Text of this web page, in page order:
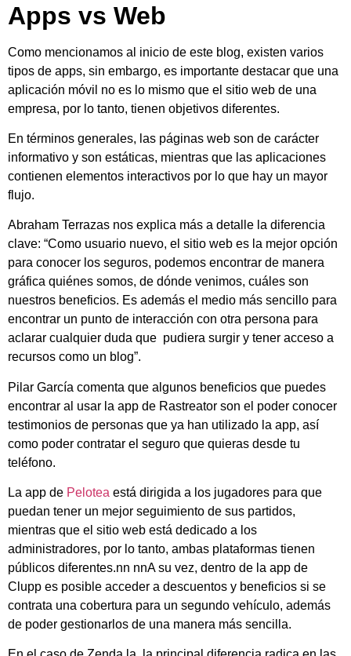
Apps vs Web
Como mencionamos al inicio de este blog, existen varios
tipos de apps, sin embargo, es importante destacar que una
aplicación móvil no es lo mismo que el sitio web de una
empresa, por lo tanto, tienen objetivos diferentes.
En términos generales, las páginas web son de carácter
informativo y son estáticas, mientras que las aplicaciones
contienen elementos interactivos por lo que hay un mayor
flujo.
Abraham Terrazas nos explica más a detalle la diferencia
clave: “Como usuario nuevo, el sitio web es la mejor opción
para conocer los seguros, podemos encontrar de manera
gráfica quiénes somos, de dónde venimos, cuáles son
nuestros beneficios. Es además el medio más sencillo para
encontrar un punto de interacción con otra persona para
aclarar cualquier duda que pudiera surgir y tener acceso a
recursos como un blog”.
Pilar García comenta que algunos beneficios que puedes
encontrar al usar la app de Rastreator son el poder conocer
testimonios de personas que ya han utilizado la app, así
como poder contratar el seguro que quieras desde tu
teléfono.
La app de Pelotea está dirigida a los jugadores para que
puedan tener un mejor seguimiento de sus partidos,
mientras que el sitio web está dedicado a los
administradores, por lo tanto, ambas plataformas tienen
públicos diferentes.nn nnA su vez, dentro de la app de
Clupp es posible acceder a descuentos y beneficios si se
contrata una cobertura para un segundo vehículo, además
de poder gestionarlos de una manera más sencilla.